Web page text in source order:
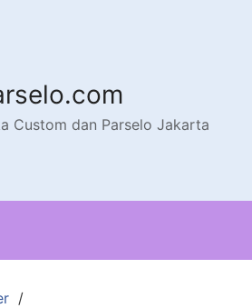
Custom dan Parselo Jakarta